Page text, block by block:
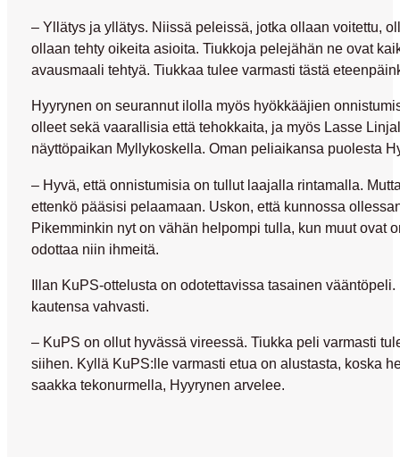
– Yllätys ja yllätys. Niissä peleissä, jotka ollaan voitettu,
ollaan tehty oikeita asioita. Tiukkoja pelejähän ne ovat
avausmaali tehtyä. Tiukkaa tulee varmasti tästä
Hyyrynen on seurannut ilolla myös hyökkääjien
olleet sekä vaarallisia että tehokkaita, ja myös Lasse
näyttöpaikan Myllykoskella. Oman peliaikansa puolesta
– Hyvä, että onnistumisia on tullut laajalla rintamalla.
ettenkö pääsisi pelaamaan. Uskon, että kunnossa
Pikemminkin nyt on vähän helpompi tulla, kun muut ovat
odottaa niin ihmeitä.
Illan KuPS-ottelusta on odotettavissa tasainen
kautensa vahvasti.
– KuPS on ollut hyvässä vireessä. Tiukka peli varmasti
siihen. Kyllä KuPS:lle varmasti etua on alustasta, koska
saakka tekonurmella, Hyyrynen arvelee.